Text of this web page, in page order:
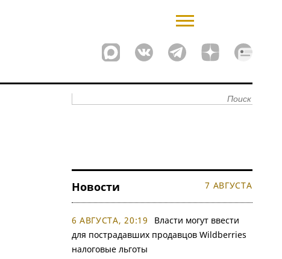
Новости 7 АВГУСТА
6 АВГУСТА, 20:19
Власти могут ввести
для пострадавших продавцов Wildberries
налоговые льготы